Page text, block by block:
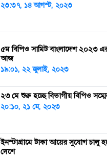
২৩:৩৭, ১৪ আগস্ট, ২০২৩
৫ম বিপিও সামিট বাংলাদেশ ২০২৩
আজ
১৯:০১, ২২ জুলাই, ২০২৩
২৩ মে শুরু হচ্ছে বিভাগীয় বিপিও
২০:১০, ২১ মে, ২০২৩
ইনস্টাগ্রামে টাকা আয়ের সুযোগ চালু
দেশে